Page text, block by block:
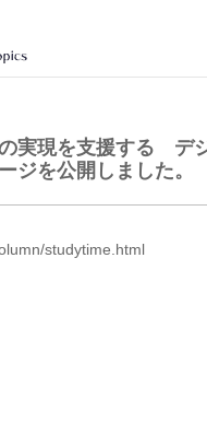
実現を支援する デ
ジを公開しました。
studytime.html